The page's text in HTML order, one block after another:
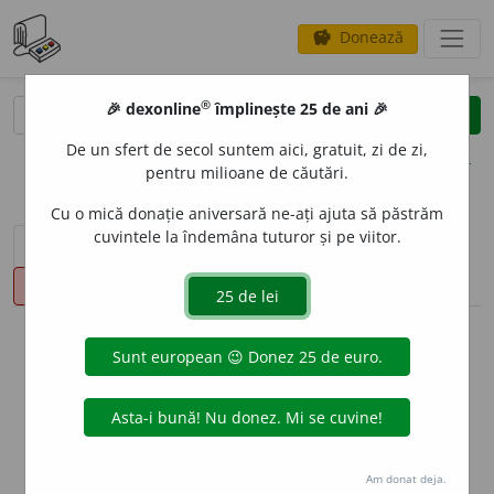
savings Donează
clear
opțiuni
sinteza definițiilor (1) definiții (17)
conjugări
info
Aceste definiții sunt compilate de
echipa dexonline. Definițiile
originale se află pe filadefiniții.
Puteți reordona filele pe pagina de
🎉 dexonline® împlinește 25 de ani 🎉
De un sfert de secol suntem aici, gratuit, zi de zi,
pentru milioane de căutări.
Cu o mică donație aniversară ne-ați ajuta să păstrăm
cuvintele la îndemâna tuturor și pe viitor.
Am donat deja.